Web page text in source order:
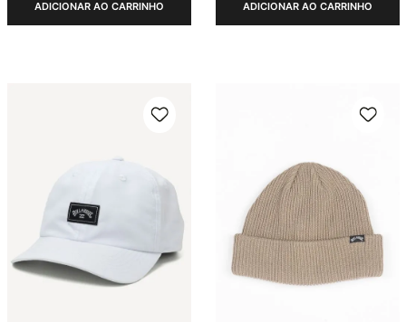
ADICIONAR AO CARRINHO ADICIONAR AO CARRINHO